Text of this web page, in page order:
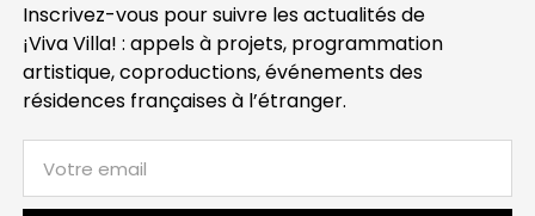
Inscrivez-vous pour suivre les actualités de
¡Viva Villa! : appels à projets, programmation
artistique, coproductions, événements des
résidences françaises à l’étranger.